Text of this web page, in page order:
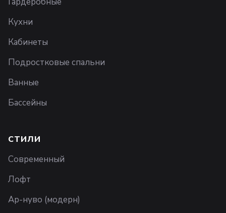
Кухни
Кабинеты
Подростковые спальни
Ванные
Бассейны
СТИЛИ
Современный
Лофт
Ар-нуво (модерн)